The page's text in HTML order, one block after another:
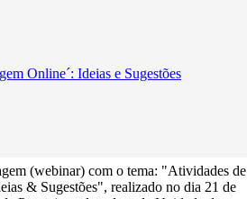
Online´: Ideias e Sugestões
(webinar) com o tema: "Atividades de
& Sugestões", realizado no dia 21 de